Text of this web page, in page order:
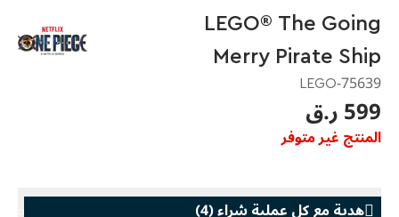
LEGO® The Going
Merry Pirate Ship
75639-LEGO
599 ر.ق
المنتج غير متوفر
هدية مع كل عملية شراء(
4
)